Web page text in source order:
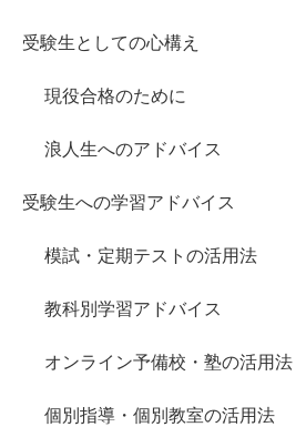
受験生としての心構え
現役合格のために
浪人生へのアドバイス
受験生への学習アドバイス
模試・定期テストの活用法
教科別学習アドバイス
オンライン予備校・塾の活用法
個別指導・個別教室の活用法